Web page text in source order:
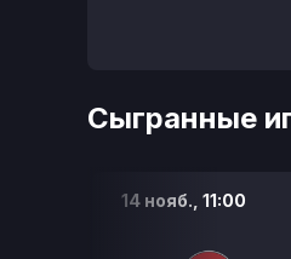
Сыгранные
14 нояб., 11:00